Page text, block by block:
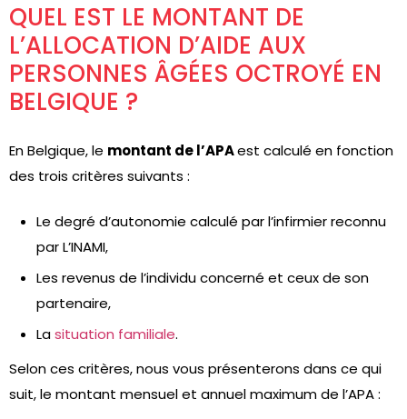
QUEL EST LE MONTANT DE
L’ALLOCATION D’AIDE AUX
PERSONNES ÂGÉES OCTROYÉ EN
BELGIQUE ?
En Belgique, le montant de l’APAest calculé en fonction
des trois critères suivants :
Le degré d’autonomie calculé par l’infirmier reconnu
par L’INAMI,
Les revenus de l’individu concerné et ceux de son
partenaire,
Lasituation familiale.
Selon ces critères, nous vous présenterons dans ce qui
suit, le montant mensuel et annuel maximum de l’APA :